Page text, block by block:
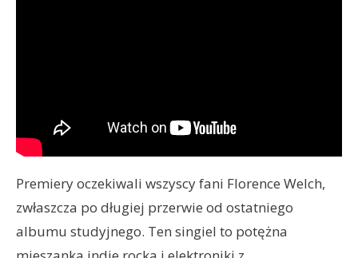
Premiery oczekiwali wszyscy fani Florence Welch,
zwłaszcza po długiej przerwie od ostatniego
albumu studyjnego. Ten singiel to potężna